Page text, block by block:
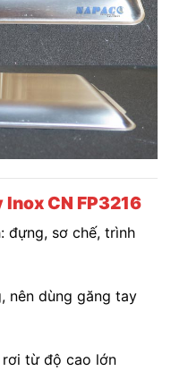
CN FP3216
đựng, sơ chế, trình
nên dùng găng tay
rơi từ độ cao lớn